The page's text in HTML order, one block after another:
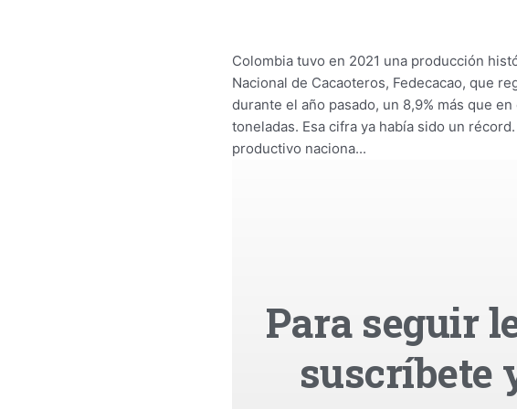
Colombia tuvo en 2021 una producción
Nacional de Cacaoteros, Fedecacao, que
durante el año pasado, un 8,9% más que
toneladas. Esa cifra ya había sido un
productivo naciona...
Para seguir
suscríbete